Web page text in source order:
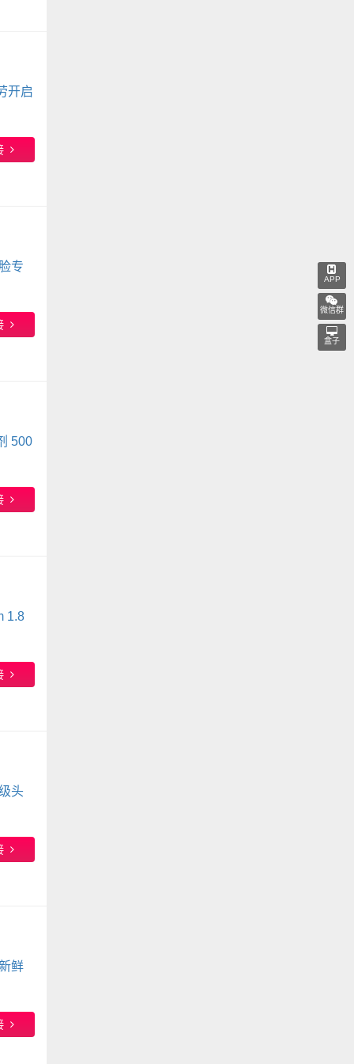
开启
专
500
1.8
头
鲜
APP
微信群
盒子